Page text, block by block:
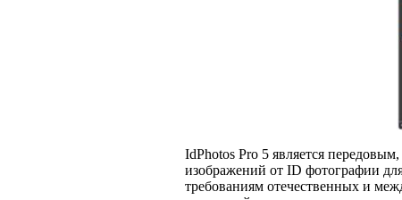
IdPhotos Pro 5 является
изображений от ID фотографии
требованиям отечественных и